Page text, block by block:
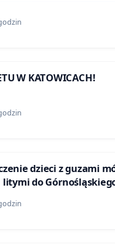
W KATOWICACH!
dzieci z guzami
do
Dziecka w Katowicach